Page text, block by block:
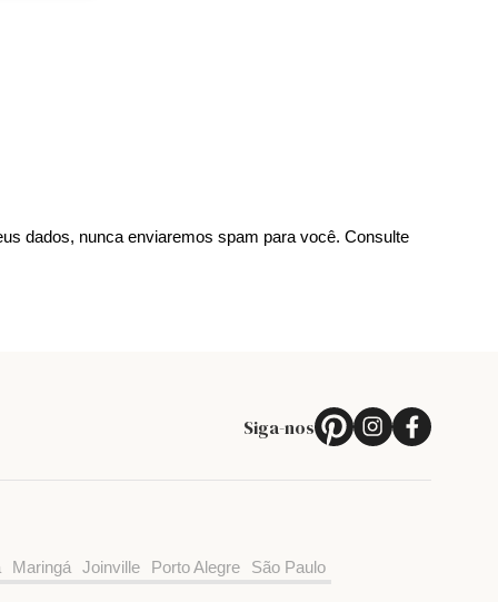
dados, nunca enviaremos spam para você. Consulte
Siga-nos
Maringá Joinville Porto Alegre São Paulo